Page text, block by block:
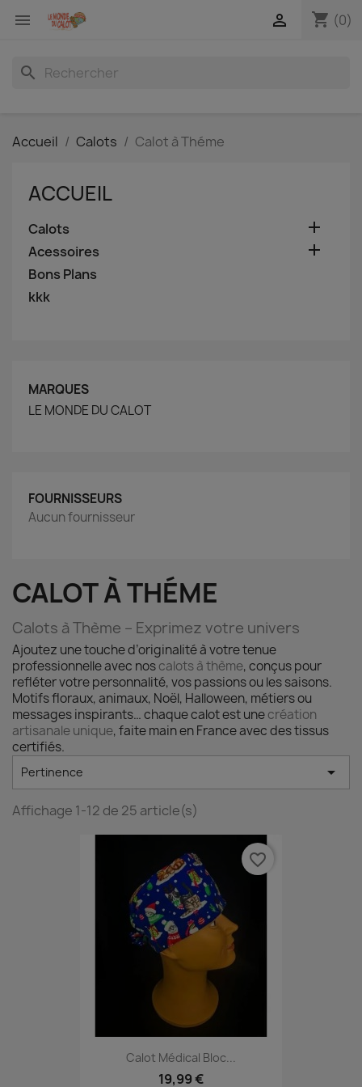
 shopping_cart (0)

search
Accueil Calots Calot à Théme
ACCUEIL
Calots 
Acessoires 
Bons Plans
kkk
MARQUES
LE MONDE DU CALOT
FOURNISSEURS
Aucun fournisseur
CALOT À THÉME
Calots à Thème – Exprimez votre univers
Ajoutez une touche d’originalité à votre tenue
professionnelle avec noscalots à thème, conçus pour
refléter votre personnalité, vos passions ou les saisons.
Motifs floraux, animaux, Noël, Halloween, métiers ou
messages inspirants… chaque calot est unecréation
artisanale unique, faite main en France avec des tissus
certifiés.
Pertinence 
Affichage 1-12 de 25 article(s)
Calot Médical Bloc...
19,99 €
favorite_border